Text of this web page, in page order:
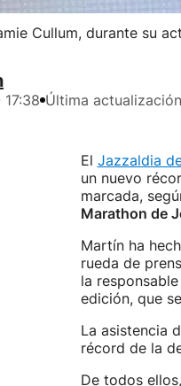
Cullum, durante su
Última actualización
El Jazzaldia
un nuevo
marcada,
Marathon de
Martín ha
rueda de
la
edición, que
La asistencia
récord de la
De todos